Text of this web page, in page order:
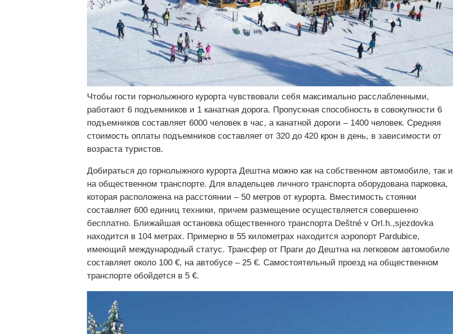
Чтобы гости горнолыжного курорта чувствовали себя максимально расслабленными,
работают 6 подъемников и 1 канатная дорога. Пропускная способность в совокупности 6
подъемников составляет 6000 человек в час, а канатной дороги – 1400 человек. Средняя
стоимость оплаты подъемников составляет от 320 до 420 крон в день, в зависимости от
возраста туристов.
Добираться до горнолыжного курорта Дештна можно как на собственном автомобиле, так и
на общественном транспорте. Для владельцев личного транспорта оборудована парковка,
которая расположена на расстоянии – 50 метров от курорта. Вместимость стоянки
составляет 600 единиц техники, причем размещение осуществляется совершенно
бесплатно. Ближайшая остановка общественного транспорта Deštné v Orl.h.,sjezdovka
находится в 104 метрах. Примерно в 55 километрах находится аэропорт Pardubice,
имеющий международный статус. Трансфер от Праги до Дештна на легковом автомобиле
составляет около 100 €, на автобусе – 25 €. Самостоятельный проезд на общественном
транспорте обойдется в 5 €.